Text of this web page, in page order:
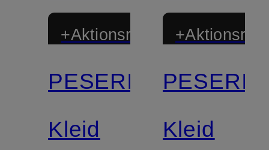
+Aktionsrabatt
PESERICO
Kleid
Kleid